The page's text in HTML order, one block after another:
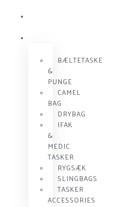
BÆLTETASKE
&
PUNGE
CAMEL
BAG
DRYBAG
IFAK
&
MEDIC
TASKER
RYGSÆK
SLINGBAGS
TASKER
ACCESSORIES